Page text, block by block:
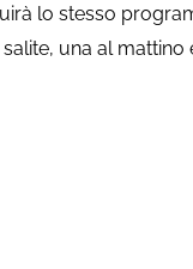
lo stesso
una al